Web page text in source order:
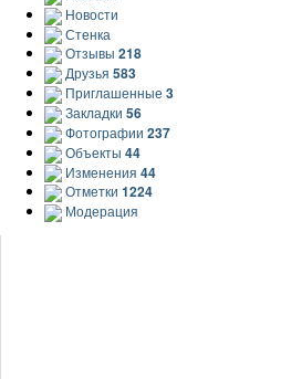
Новости
Стенка
Отзывы 218
Друзья 583
Приглашенные 3
Закладки 56
Фотографии 237
Объекты 44
Изменения 44
Отметки 1224
Модерация